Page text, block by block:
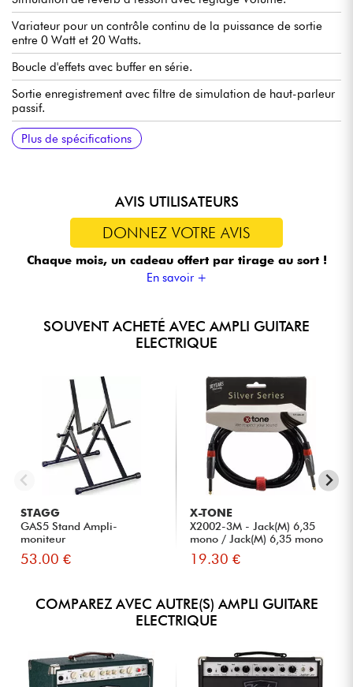
Variateur pour un contrôle continu de la puissance de sortie
entre 0 Watt et 20 Watts.
Boucle d'effets avec buffer en série.
Sortie enregistrement avec filtre de simulation de haut-parleur
passif.
Sélecteur Speaker on/off pour s'enregistrer en silence.
Prise jack pour haut-parleur.
Haut-parleur : 1 Jensen Falcon C10-40 de 10 pouces.
Pédalier 2 canaux disponible en supplément.
Dimensions : 45 x 42 x 23,5 cm.
Poids : 12 kg.
Plus de spécifications
AVIS UTILISATEURS
DONNEZ VOTRE AVIS
Chaque mois, un cadeau offert par tirage au sort !
En savoir +
SOUVENT ACHETÉ AVEC AMPLI GUITARE
ELECTRIQUE
STAGG
GAS5 Stand Ampli-
moniteur
53.00 €
X-TONE
X2002-3M - Jack(M) 6,35
mono / Jack(M) 6,35 mono
S...
19.30 €
COMPAREZ AVEC AUTRE(S) AMPLI GUITARE
ELECTRIQUE